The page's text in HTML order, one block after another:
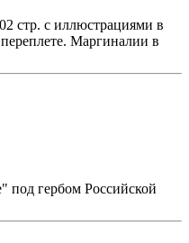
стр. с иллюстрациями в
Маргиналии в
гербом Российской